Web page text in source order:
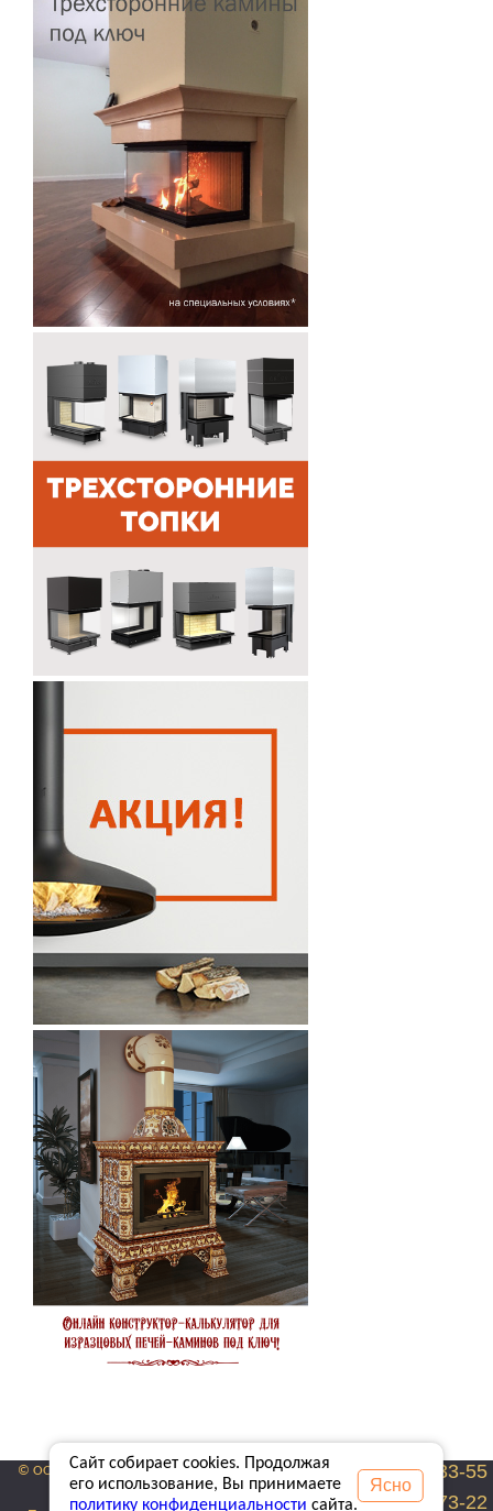
© ООО «Строй-Камин» 1995-2026 гг.
Карта сайта
+7 (495) 222-33-55
+7 (916) 680-73-22
Сайт собирает cookies. Продолжая
его использование, Вы принимаете
политику конфиденциальности сайта.
Ясно